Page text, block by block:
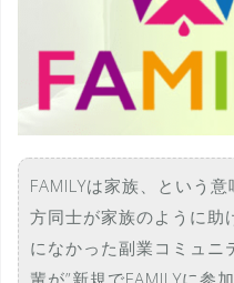
FAMILYは家族、という
方同士が家族のように助
になかった副業コミュニ
輩が”新規でFAMILYに参